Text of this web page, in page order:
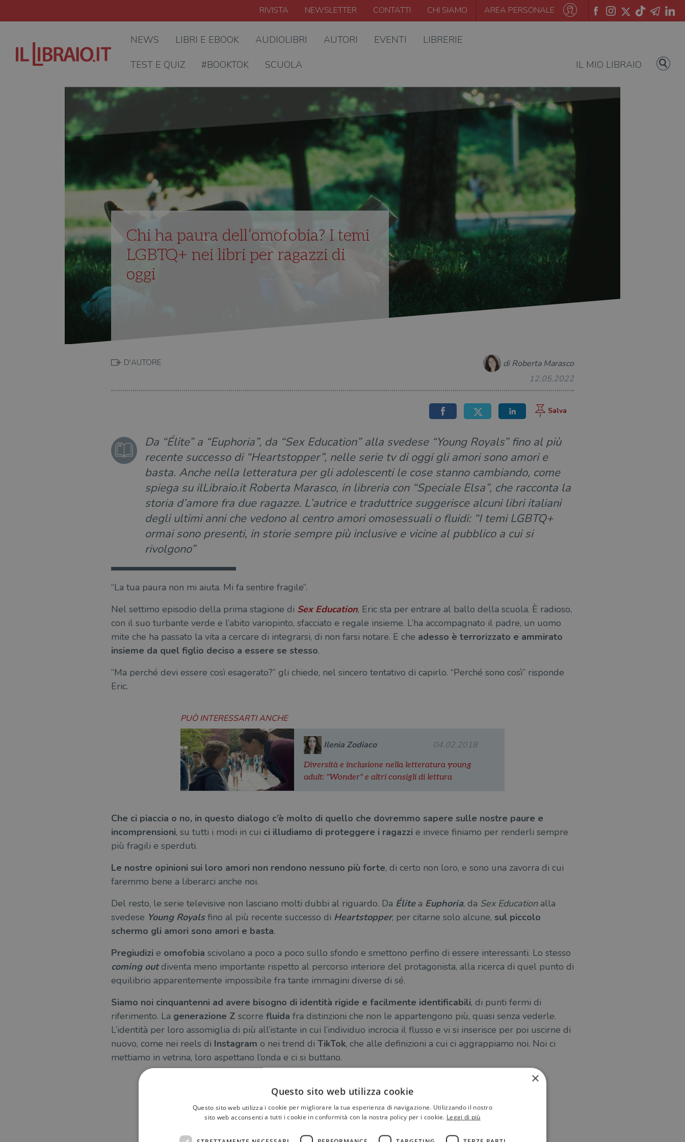
RIVISTA NEWSLETTER CONTATTI CHI SIAMO AREA PERSONALE
NEWS LIBRI E EBOOK AUDIOLIBRI AUTORI EVENTI LIBRERIE
TEST E QUIZ #BOOKTOK SCUOLA IL MIO LIBRAIO
Chi ha paura dell’omofobia? I temi
LGBTQ+ nei libri per ragazzi di
oggi
D'AUTORE
di Roberta Marasco
12.05.2022
Da “Élite” a “Euphoria”, da “Sex Education” alla svedese “Young Royals” fino al più
recente successo di “Heartstopper”, nelle serie tv di oggi gli amori sono amori e
basta. Anche nella letteratura per gli adolescenti le cose stanno cambiando, come
spiega su ilLibraio.it Roberta Marasco, in libreria con “Speciale Elsa”, che racconta la
storia d’amore fra due ragazze. L’autrice e traduttrice suggerisce alcuni libri italiani
degli ultimi anni che vedono al centro amori omosessuali o fluidi: “I temi LGBTQ+
ormai sono presenti, in storie sempre più inclusive e vicine al pubblico a cui si
rivolgono”
“La tua paura non mi aiuta. Mi fa sentire fragile”.
Nel settimo episodio della prima stagione di Sex Education, Eric sta per entrare al ballo della scuola. È radioso,
con il suo turbante verde e l’abito variopinto, sfacciato e regale insieme. L’ha accompagnato il padre, un uomo
mite che ha passato la vita a cercare di integrarsi, di non farsi notare. E che adesso è terrorizzato e ammirato
insieme da quel figlio deciso a essere se stesso.
“Ma perché devi essere così esagerato?” gli chiede, nel sincero tentativo di capirlo. “Perché sono così” risponde
Eric.
PUÒ INTERESSARTI ANCHE
Ilenia Zodiaco 04.02.2018
Diversità e inclusione nella letteratura young
adult: "Wonder" e altri consigli di lettura
Che ci piaccia o no, in questo dialogo c’è molto di quello che dovremmo sapere sulle nostre paure e
incomprensioni, su tutti i modi in cui ci illudiamo di proteggere i ragazzie invece finiamo per renderli sempre
più fragili e sperduti.
Le nostre opinioni sui loro amori non rendono nessuno più forte, di certo non loro, e sono una zavorra di cui
faremmo bene a liberarci anche noi.
Del resto, le serie televisive non lasciano molti dubbi al riguardo. Da Élitea Euphoria, da Sex Educationalla
svedese Young Royalsfino al più recente successo di Heartstopper, per citarne solo alcune, sul piccolo
schermo gli amori sono amori e basta.
Pregiudizie omofobia scivolano a poco a poco sullo sfondo e smettono perfino di essere interessanti. Lo stesso
coming out diventa meno importante rispetto al percorso interiore del protagonista, alla ricerca di quel punto di
equilibrio apparentemente impossibile fra tante immagini diverse di sé.
Siamo noi cinquantenni ad avere bisogno di identità rigide e facilmente identificabili, di punti fermi di
riferimento. La generazione Z scorre fluida fra distinzioni che non le appartengono più, quasi senza vederle.
L’identità per loro assomiglia di più all’istante in cui l’individuo incrocia il flusso e vi si inserisce per poi uscirne di
nuovo, come nei reels di Instagram o nei trend di TikTok, che alle definizioni a cui ci aggrappiamo noi. Noi ci
mettiamo in vetrina, loro aspettano l’onda e ci si buttano.
PUÒ INTERESSARTI ANCHE
Roberta Marasco 08.02.2020
Parliamo abbastanza di femminismo alle
×
Questo sito web utilizza cookie
Questo sito web utilizza i cookie per migliorare la tua esperienza di navigazione. Utilizzando il nostro
sito web acconsenti a tutti i cookie in conformità con la nostra policy per i cookie. Leggi di più